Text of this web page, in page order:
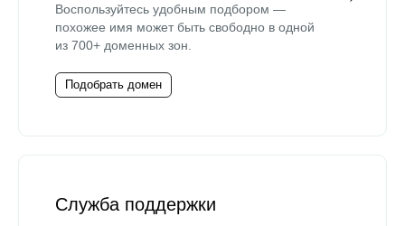
Воспользуйтесь удобным подбором —
похожее имя может быть свободно в одной
из 700+ доменных зон.
Подобрать домен
Служба поддержки